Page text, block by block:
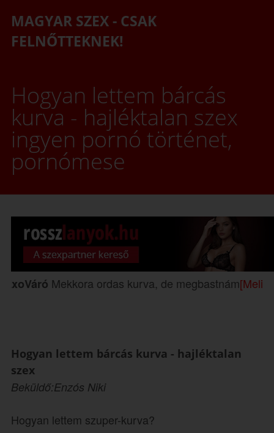
MAGYAR SZEX - CSAK
FELNŐTTEKNEK!
Hogyan lettem bárcás
kurva - hajléktalan szex
ingyen pornó történet,
pornómese
Mekkora ordas kurva, de megbastnám[Melinda
Hogyan lettem bárcás kurva - hajléktalan
szex
Beküldő:Enzós Niki
Hogyan lettem szuper-kurva?